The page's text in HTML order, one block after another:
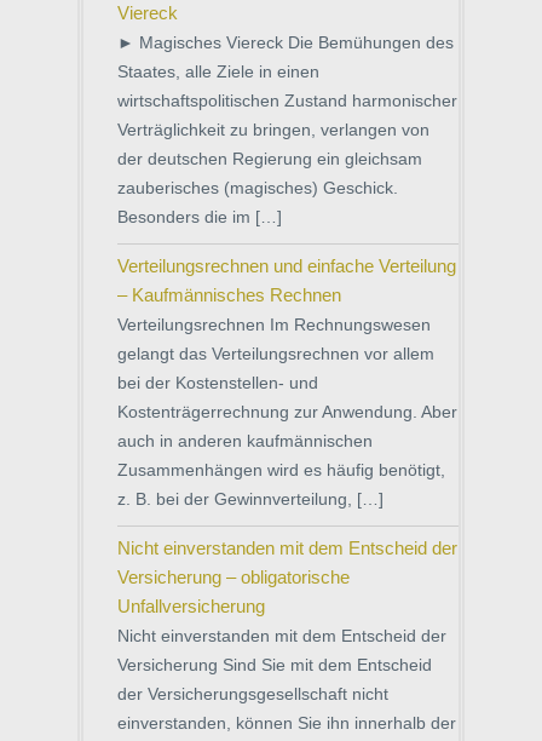
Viereck
► Magisches Viereck Die Bemühungen des
Staates, alle Ziele in einen
wirtschaftspolitischen Zustand harmonischer
Verträglichkeit zu bringen, verlangen von
der deutschen Regierung ein gleichsam
zauberisches (magisches) Geschick.
Besonders die im […]
Verteilungsrechnen und einfache Verteilung
– Kaufmännisches Rechnen
Verteilungsrechnen Im Rechnungswesen
gelangt das Verteilungsrechnen vor allem
bei der Kostenstellen- und
Kostenträgerrechnung zur Anwendung. Aber
auch in anderen kaufmännischen
Zusammenhängen wird es häufig benötigt,
z. B. bei der Gewinnverteilung, […]
Nicht einverstanden mit dem Entscheid der
Versicherung – obligatorische
Unfallversicherung
Nicht einverstanden mit dem Entscheid der
Versicherung Sind Sie mit dem Entscheid
der Versicherungsgesellschaft nicht
einverstanden, können Sie ihn innerhalb der